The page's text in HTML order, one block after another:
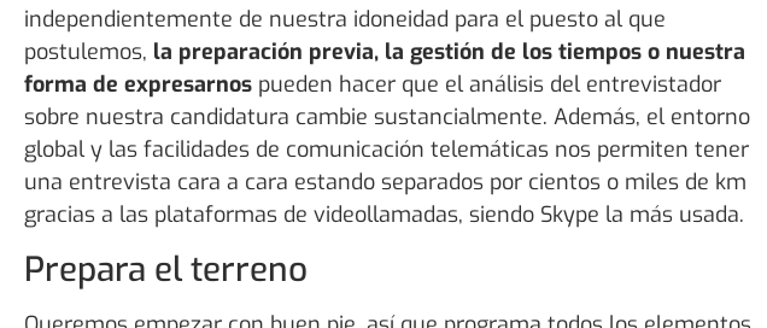
independientemente de nuestra idoneidad para el puesto al que
postulemos, la preparación previa, la gestión de los tiempos o nuestra
forma de expresarnos pueden hacer que el análisis del entrevistador
sobre nuestra candidatura cambie sustancialmente. Además, el entorno
global y las facilidades de comunicación telemáticas nos permiten tener
una entrevista cara a cara estando separados por cientos o miles de km
gracias a las plataformas de videollamadas, siendo Skype la más usada.
Prepara el terreno